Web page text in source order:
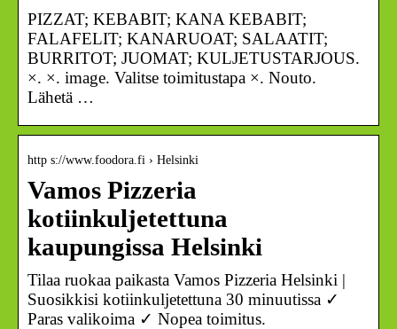
PIZZAT; KEBABIT; KANA KEBABIT;
FALAFELIT; KANARUOAT; SALAATIT;
BURRITOT; JUOMAT; KULJETUSTARJOUS.
×. ×. image. Valitse toimitustapa ×. Nouto.
Lähetä …
http s://www.foodora.fi › Helsinki
Vamos Pizzeria
kotiinkuljetettuna
kaupungissa Helsinki
Tilaa ruokaa paikasta Vamos Pizzeria Helsinki |
Suosikkisi kotiinkuljetettuna 30 minuutissa ✓
Paras valikoima ✓ Nopea toimitus.